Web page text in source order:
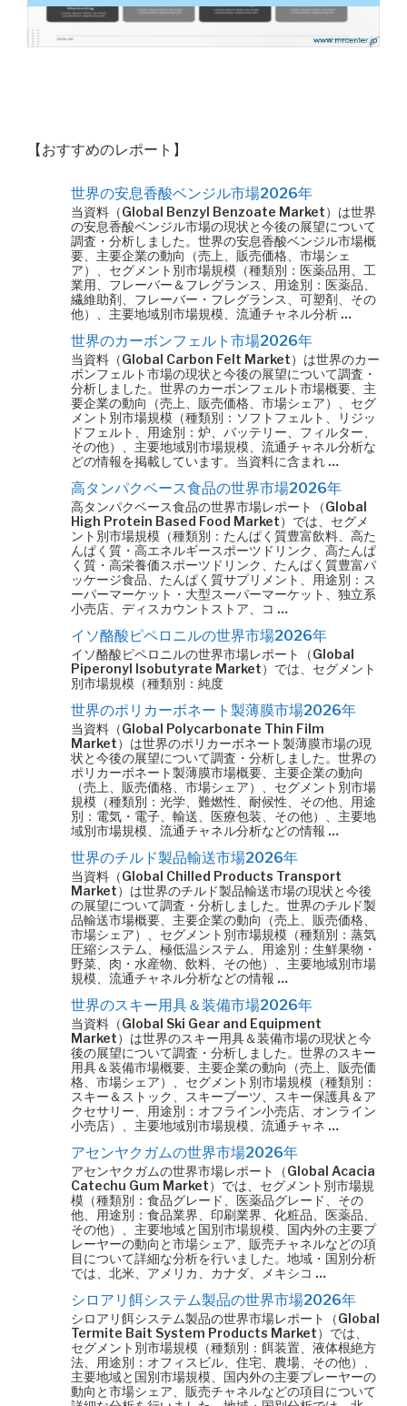
【おすすめのレポート】
世界の安息香酸ベンジル市場2026年
当資料（Global Benzyl Benzoate Market）は世界
の安息香酸ベンジル市場の現状と今後の展望について
調査・分析しました。世界の安息香酸ベンジル市場概
要、主要企業の動向（売上、販売価格、市場シェ
ア）、セグメント別市場規模（種類別：医薬品用、工
業用、フレーバー＆フレグランス、用途別：医薬品、
繊維助剤、フレーバー・フレグランス、可塑剤、その
他）、主要地域別市場規模、流通チャネル分析 …
世界のカーボンフェルト市場2026年
当資料（Global Carbon Felt Market）は世界のカー
ボンフェルト市場の現状と今後の展望について調査・
分析しました。世界のカーボンフェルト市場概要、主
要企業の動向（売上、販売価格、市場シェア）、セグ
メント別市場規模（種類別：ソフトフェルト、リジッ
ドフェルト、用途別：炉、バッテリー、フィルター、
その他）、主要地域別市場規模、流通チャネル分析な
どの情報を掲載しています。当資料に含まれ …
高タンパクベース食品の世界市場2026年
高タンパクベース食品の世界市場レポート（Global
High Protein Based Food Market）では、セグメ
ント別市場規模（種類別：たんぱく質豊富飲料、高た
んぱく質・高エネルギースポーツドリンク、高たんぱ
く質・高栄養価スポーツドリンク、たんぱく質豊富パ
ッケージ食品、たんぱく質サプリメント、用途別：ス
ーパーマーケット・大型スーパーマーケット、独立系
小売店、ディスカウントストア、コ …
イソ酪酸ピペロニルの世界市場2026年
イソ酪酸ピペロニルの世界市場レポート（Global
Piperonyl Isobutyrate Market）では、セグメント
別市場規模（種類別：純度
世界のポリカーボネート製薄膜市場2026年
当資料（Global Polycarbonate Thin Film
Market）は世界のポリカーボネート製薄膜市場の現
状と今後の展望について調査・分析しました。世界の
ポリカーボネート製薄膜市場概要、主要企業の動向
（売上、販売価格、市場シェア）、セグメント別市場
規模（種類別：光学、難燃性、耐候性、その他、用途
別：電気・電子、輸送、医療包装、その他）、主要地
域別市場規模、流通チャネル分析などの情報 …
世界のチルド製品輸送市場2026年
当資料（Global Chilled Products Transport
Market）は世界のチルド製品輸送市場の現状と今後
の展望について調査・分析しました。世界のチルド製
品輸送市場概要、主要企業の動向（売上、販売価格、
市場シェア）、セグメント別市場規模（種類別：蒸気
圧縮システム、極低温システム、用途別：生鮮果物・
野菜、肉・水産物、飲料、その他）、主要地域別市場
規模、流通チャネル分析などの情報 …
世界のスキー用具＆装備市場2026年
当資料（Global Ski Gear and Equipment
Market）は世界のスキー用具＆装備市場の現状と今
後の展望について調査・分析しました。世界のスキー
用具＆装備市場概要、主要企業の動向（売上、販売価
格、市場シェア）、セグメント別市場規模（種類別：
スキー＆ストック、スキーブーツ、スキー保護具＆ア
クセサリー、用途別：オフライン小売店、オンライン
小売店）、主要地域別市場規模、流通チャネ …
アセンヤクガムの世界市場2026年
アセンヤクガムの世界市場レポート（Global Acacia
Catechu Gum Market）では、セグメント別市場規
模（種類別：食品グレード、医薬品グレード、その
他、用途別：食品業界、印刷業界、化粧品、医薬品、
その他）、主要地域と国別市場規模、国内外の主要プ
レーヤーの動向と市場シェア、販売チャネルなどの項
目について詳細な分析を行いました。地域・国別分析
では、北米、アメリカ、カナダ、メキシコ …
シロアリ餌システム製品の世界市場2026年
シロアリ餌システム製品の世界市場レポート（Global
Termite Bait System Products Market）では、
セグメント別市場規模（種類別：餌装置、液体根絶方
法、用途別：オフィスビル、住宅、農場、その他）、
主要地域と国別市場規模、国内外の主要プレーヤーの
動向と市場シェア、販売チャネルなどの項目について